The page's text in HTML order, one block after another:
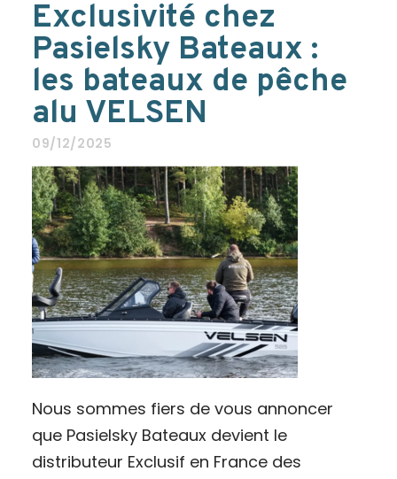
Exclusivité chez
Pasielsky Bateaux :
les bateaux de pêche
alu VELSEN
09/12/2025
Nous sommes fiers de vous annoncer
que Pasielsky Bateaux devient le
distributeur Exclusif en France des